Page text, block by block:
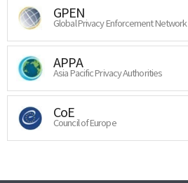
GPEN
Global Privacy Enforcement Network
APPA
Asia Pacific Privacy Authorities
CoE
Council of Europe